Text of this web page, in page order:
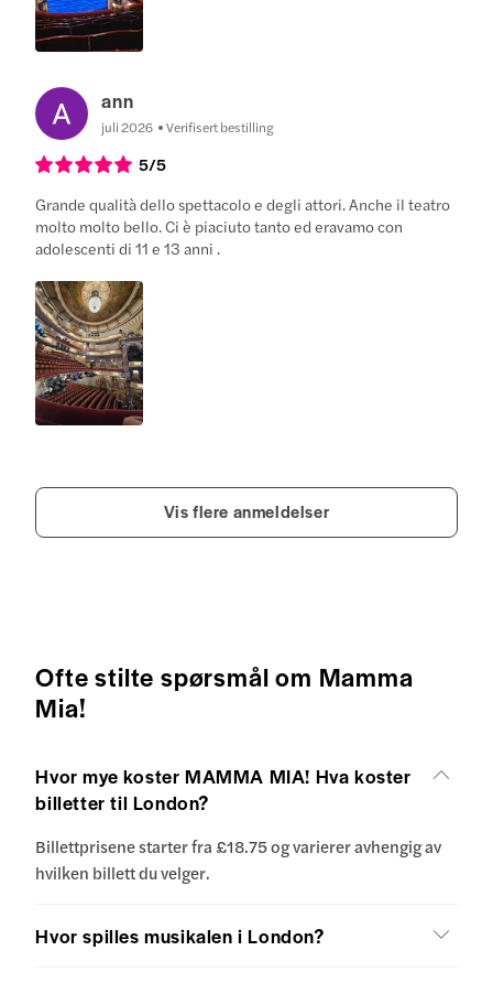
ann
juli 2026 Verifisert bestilling
5/5
Grande qualità dello spettacolo e degli attori. Anche il teatro
molto molto bello. Ci è piaciuto tanto ed eravamo con
adolescenti di 11 e 13 anni .
Vis flere anmeldelser
Ofte stilte spørsmål om Mamma
Mia!
Hvor mye koster MAMMA MIA! Hva koster
billetter til London?
Billettprisene starter fra £18.75 og varierer avhengig av
hvilken billett du velger.
Hvor spilles musikalen i London?